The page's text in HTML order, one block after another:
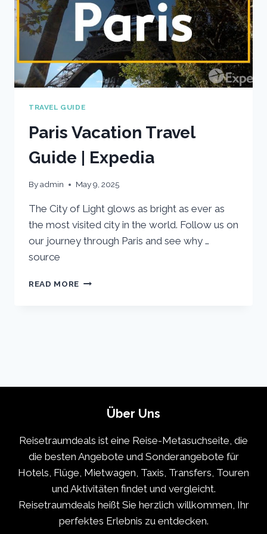
TRAVEL GUIDE
Paris Vacation Travel
Guide | Expedia
Byadmin May 9, 2025
The City of Light glows as bright as ever as
the most visited city in the world. Follow us on
our journey through Paris and see why …
source
READ MORE PARIS
Über Uns
Reisetraumdeals ist eine Reise-Metasuchseite, die
die besten Angebote und Sonderangebote für
Hotels, Flüge, Mietwagen, Taxis, Transfers, Touren
und Aktivitäten findet und vergleicht.
Reisetraumdeals heißt Sie herzlich willkommen, Ihr
perfektes Erlebnis zu entdecken.